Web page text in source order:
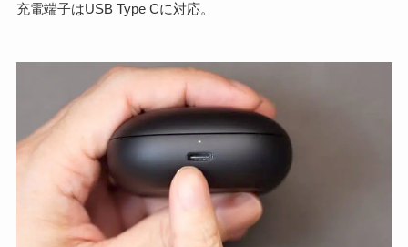
充電端子はUSB Type Cに対応。